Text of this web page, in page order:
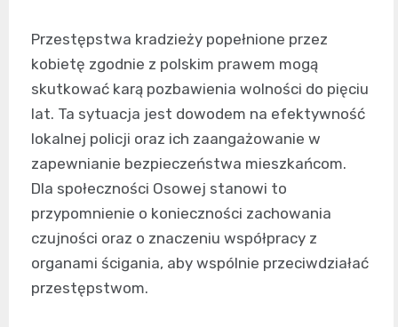
Przestępstwa kradzieży popełnione przez
kobietę zgodnie z polskim prawem mogą
skutkować karą pozbawienia wolności do pięciu
lat. Ta sytuacja jest dowodem na efektywność
lokalnej policji oraz ich zaangażowanie w
zapewnianie bezpieczeństwa mieszkańcom.
Dla społeczności Osowej stanowi to
przypomnienie o konieczności zachowania
czujności oraz o znaczeniu współpracy z
organami ścigania, aby wspólnie przeciwdziałać
przestępstwom.